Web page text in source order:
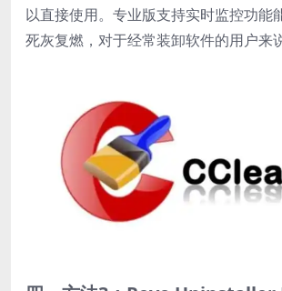
以直接使用。专业版支持实时监控功能
死灰复燃，对于经常装卸软件的用户来